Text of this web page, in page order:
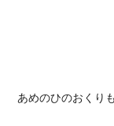
あめのひのおくり